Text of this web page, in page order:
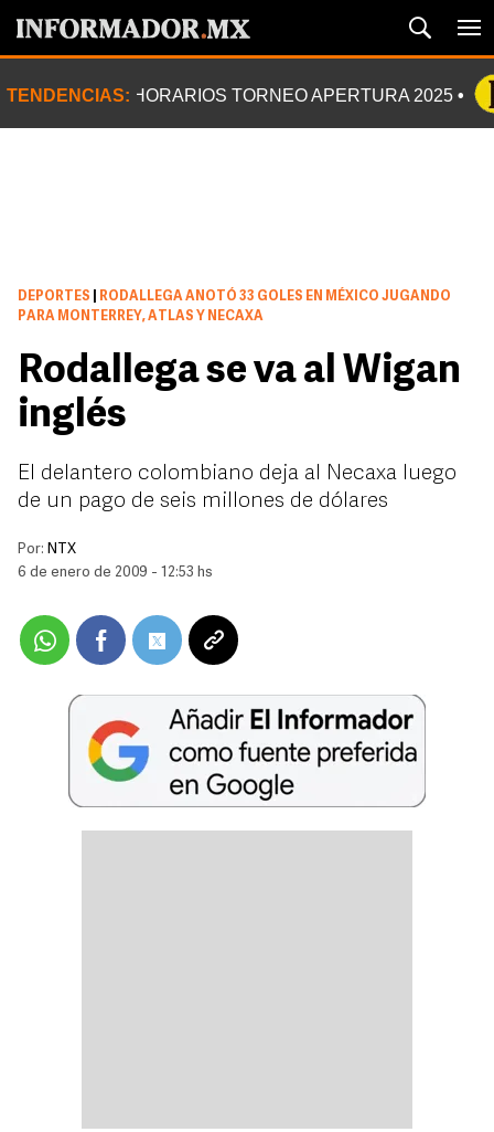
TENDENCIAS: HORARIOS TORNEO APERTURA 2025
DEPORTES
RODALLEGA ANOTÓ 33 GOLES EN MÉXICO JUGANDO
PARA MONTERREY, ATLAS Y NECAXA
Rodallega se va al Wigan
inglés
El delantero colombiano deja al Necaxa luego
de un pago de seis millones de dólares
Por: NTX
6 de enero de 2009 - 12:53 hs